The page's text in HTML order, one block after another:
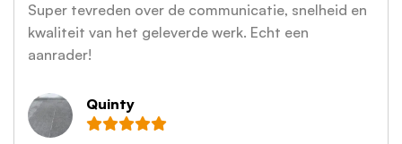
Super tevreden over de communicatie, snelheid en
kwaliteit van het geleverde werk. Echt een
aanrader!
Quinty